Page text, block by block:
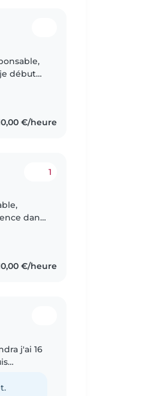
débute
€/heure
1
dans
€/heure
j'ai 16